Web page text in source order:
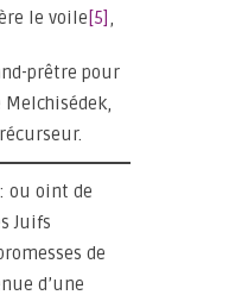
le voile [5] ,
prêtre pour
oint de
Juifs
de
d’une